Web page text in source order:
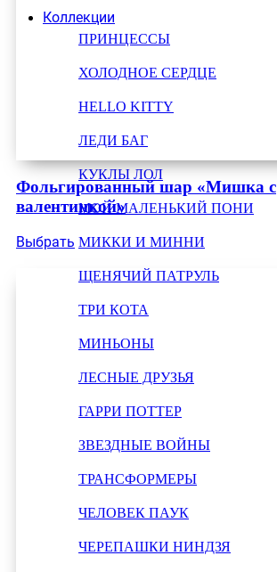
Коллекции
ПРИНЦЕССЫ
ХОЛОДНОЕ СЕРДЦЕ
HELLO KITTY
ЛЕДИ БАГ
КУКЛЫ ЛОЛ
МОЙ МАЛЕНЬКИЙ ПОНИ
МИККИ И МИННИ
ЩЕНЯЧИЙ ПАТРУЛЬ
ТРИ КОТА
МИНЬОНЫ
ЛЕСНЫЕ ДРУЗЬЯ
ГАРРИ ПОТТЕР
ЗВЕЗДНЫЕ ВОЙНЫ
ТРАНСФОРМЕРЫ
ЧЕЛОВЕК ПАУК
ЧЕРЕПАШКИ НИНДЗЯ
Фольгированный шар «Мишка с
валентинкой»
Выбрать